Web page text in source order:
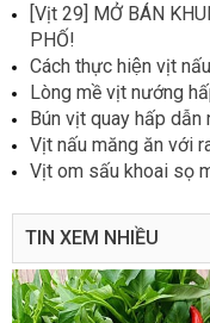
[Vịt 29] MỞ BÁN
PHỐ!
Cách thực hiện vịt
Lòng mề vịt nướng
Bún vịt quay hấp
Vịt nấu măng ăn với
Vịt om sấu khoai sọ
TIN XEM NHIỀU